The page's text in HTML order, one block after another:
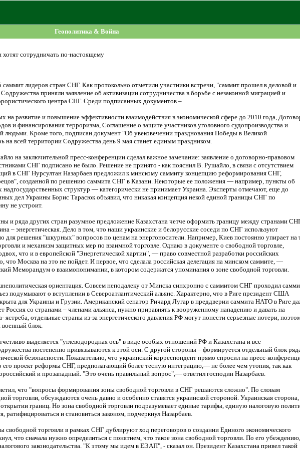
Геополитика & Война
сотрудничать по-настоящему
лидеров стран СНГ. Как протокольно отметили участники встречи, "саммит прошел в деловой и
приняли заявление об активизации сотрудничества в борьбе с незаконной миграцией и
центра СНГ. Среди подписанных документов –
на развитие и повышение эффективности взаимодействия в экономической сфере до 2010 года,
и финансирования терроризма, Соглашение о защите участников уголовного судопроизводства и
людьми. Кроме того, подписан документ "Об увековечении празднования Победы в Великой
на всей территории Содружества день 9 мая станет единым праздником.
на заключительной пресс-конференции сделал важное замечание: заявление о договорно-правовом
СНГ подписано не было. Решение не принято - как пояснил В. Рушайло, в связи с отсутствием
в СНГ Нурсултан Назарбаев предложил к минскому саммиту концепцию реформирования СНГ,
созданной по решению саммита СНГ в Казани. Некоторые ее положения — например, пункты об
структур — категорически не принимает Украина. Эксперты отмечают, еще до
дел Украины Борис Тарасюк объявил, что никакая концепция некой единой границы СНГ по
не устроит.
и ряда других стран разумное предложение Казахстана четче оформить границу между странами
– энергетическая. Дело в том, что наши украинские и белорусские соседи по СНГ используют
для решения "шкурных" вопросов по ценам на энергоносители. Например, Киев постоянно упирает на
и механизм защитных мер по взаимной торговле. Однако в документе о свободной торговле,
что и в европейской "Энергетической хартии", — право совместной разработки российских
Москва на это не пойдет. И первое, что сделала российская делегация на минском саммите, —
Меморандум о взаимопонимании, в котором содержатся упоминания о зоне свободной торговли.
ориентация. Совсем неподалеку от Минска синхронно с саммитом СНГ проходил
подумывают о вступлении в Североатлантический альянс. Характерно, что в Риге президент США
для Украины и Грузии. Американский сенатор Ричард Лугар в преддверии саммита НАТО в Риге
Россия со странами – членами альянса, нужно приравнять к вооруженному нападению и давать на
ястреба, отдельные страны из-за энергетического давления РФ могут понести серьезные потери,
военный блок.
выделяется "углеводородная ось" в виде особых отношений РФ и Казахстана и все
постепенно привязываются к этой оси. С другой стороны – формируется отдельный блок
безопасности. Показательно, что украинский корреспондент прямо спросил на пресс-
его проект реформы СНГ, предполагающий более тесную интеграцию,— не более чем утопия, так как
и прозападный. "Это очень правильный вопрос",— ответил господин Назарбаев.
что "вопросы формирования зоны свободной торговли в СНГ решаются сложно". По словам
торговли, обсуждаются очень давно и особенно ставятся украинской стороной. Украинская сторона,
открытии границ. Но зона свободной торговли подразумевает единые тарифы, единую налоговую
и становиться законом, подчеркнул Назарбаев.
свободной торговли в рамках СНГ дублируют ход переговоров о создании Единого экономического
что сначала нужно определиться с понятием, что такое зона свободной торговли. По его убеждению,
законодательства. "К этому мы идем в ЕЭАП", - сказал он. Президент Казахстана привел такой